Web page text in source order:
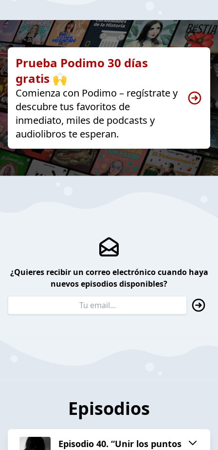
Prueba Podimo 30 días
gratis 🙌
Comienza con Podimo – regístrate y
descubre tus favoritos de
inmediato, miles de podcasts y
audiolibros te esperan.
¿Quieres recibir un correo electrónico cuando haya
nuevos episodios disponibles?
Episodios
Episodio 40. “Unir los puntos